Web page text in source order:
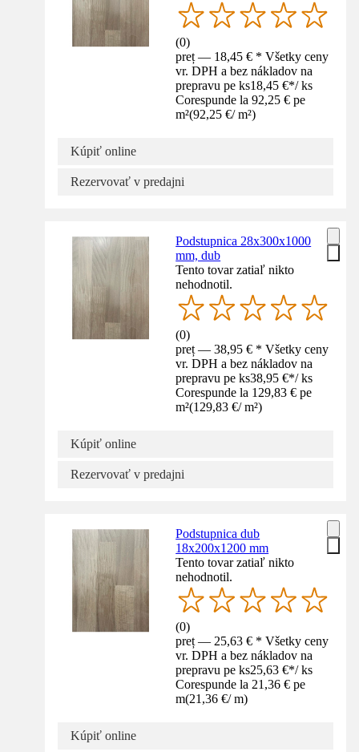
(0)
preț — 18,45 € * Všetky ceny
vr. DPH a bez nákladov na
prepravu pe ks18,45 €*/ ks
Corespunde la 92,25 € pe
m²(92,25 €/ m²)
Kúpiť online
Rezervovať v predajni
Podstupnica 28x300x1000
mm, dub
Tento tovar zatiaľ nikto
nehodnotil.
(0)
preț — 38,95 € * Všetky ceny
vr. DPH a bez nákladov na
prepravu pe ks38,95 €*/ ks
Corespunde la 129,83 € pe
m²(129,83 €/ m²)
Kúpiť online
Rezervovať v predajni
Podstupnica dub
18x200x1200 mm
Tento tovar zatiaľ nikto
nehodnotil.
(0)
preț — 25,63 € * Všetky ceny
vr. DPH a bez nákladov na
prepravu pe ks25,63 €*/ ks
Corespunde la 21,36 € pe
m(21,36 €/ m)
Kúpiť online